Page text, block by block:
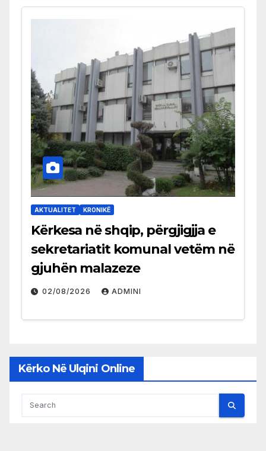
AKTUALITET KRONIKË
Kërkesa në shqip, përgjigjja e
sekretariatit komunal vetëm në
gjuhën malazeze
02/08/2026 ADMINI
Kërko Në Ulqini Online